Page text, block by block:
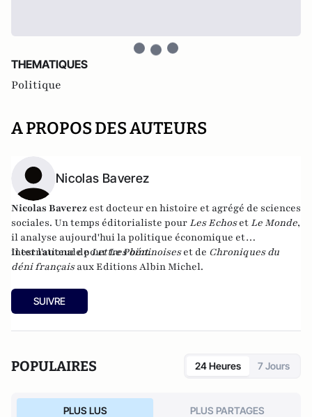
THEMATIQUES
Politique
A PROPOS DES AUTEURS
Nicolas Baverez
Nicolas Baverez est docteur en histoire et agrégé de sciences
sociales. Un temps éditorialiste pour Les Echoset Le Monde,
il analyse aujourd'hui la politique économique et
internationale pourLe Point.
Il est l'auteur deLettres béninoiseset de Chroniques du
déni françaisaux Editions Albin Michel.
SUIVRE
POPULAIRES 24 Heures 7 Jours
PLUS LUS PLUS PARTAGES